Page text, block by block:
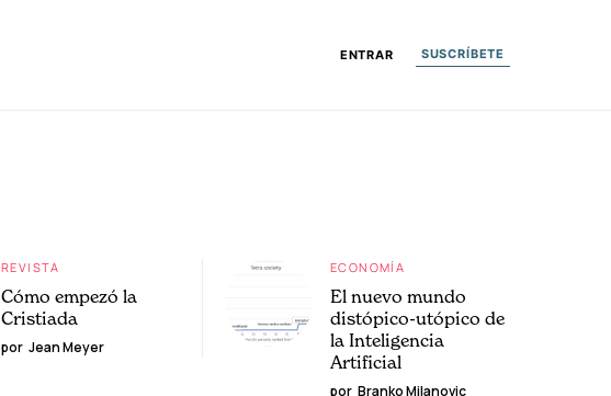
ENTRAR SUSCRÍBETE
REVISTA
Cómo empezó la
Cristiada
por Jean Meyer
ECONOMÍA
El nuevo mundo
distópico-utópico de
la Inteligencia
Artificial
por Branko Milanovic